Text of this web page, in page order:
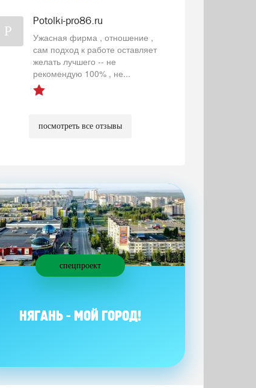
P
Potolki-pro86.ru
Ужасная фирма , отношение ,
сам подход к работе оставляет
желать лучшего -- не
рекомендую 100% , не...
посмотреть все отзывы
спецпроект
НЯГАНЬ - МОЙ ГОРОД!